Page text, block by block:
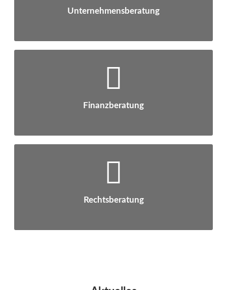
Unternehmensberatung
Finanzberatung
WIR WOLLEN SIE AUF IHREM WEG BEGLEITEN
Rechtsberatung
GESELLSCHAFTS-, ARBEITS- UND